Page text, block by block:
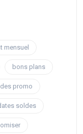
mensuel
bons plans
promo
soldes